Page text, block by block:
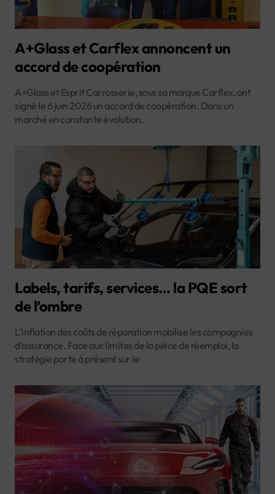
A+Glass et Carflex annoncent un
accord de coopération
A+Glass et Esprit Carrosserie, sous sa marque Carflex, ont
signé le 6 juin 2026 un accord de coopération. Dans un
marché en constante évolution,
Labels, tarifs, services… la PQE sort
de l’ombre
L’inflation des coûts de réparation mobilise les compagnies
d’assurance. Face aux limites de la pièce de réemploi, la
stratégie porte à présent sur le